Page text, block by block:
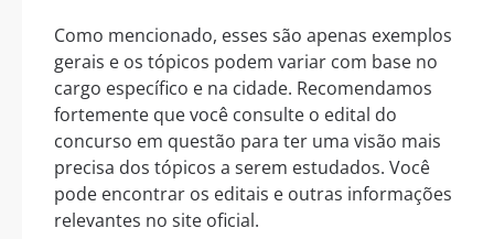
Como mencionado, esses são apenas exemplos
gerais e os tópicos podem variar com base no
cargo específico e na cidade. Recomendamos
fortemente que você consulte o edital do
concurso em questão para ter uma visão mais
precisa dos tópicos a serem estudados. Você
pode encontrar os editais e outras informações
relevantes no site oficial.